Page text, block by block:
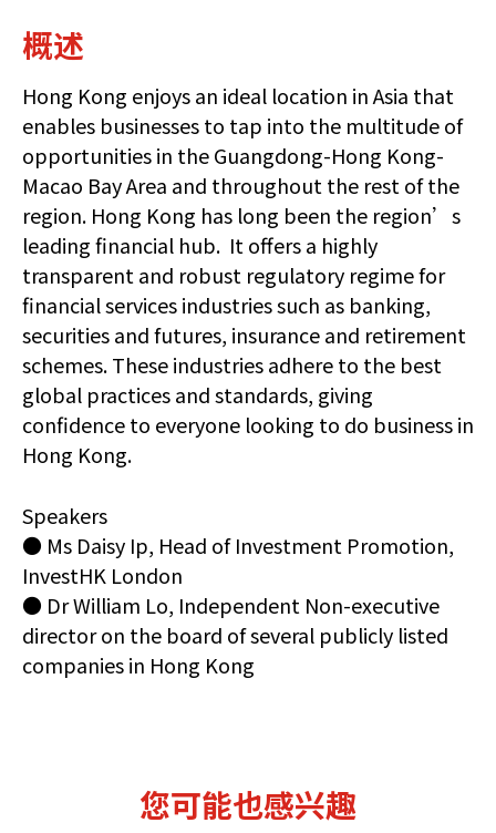
概述
Hong Kong enjoys an ideal location in Asia that
enables businesses to tap into the multitude of
opportunities in the Guangdong-Hong Kong-
Macao Bay Area and throughout the rest of the
region. Hong Kong has long been the region’s
leading financial hub. It offers a highly
transparent and robust regulatory regime for
financial services industries such as banking,
securities and futures, insurance and retirement
schemes. These industries adhere to the best
global practices and standards, giving
confidence to everyone looking to do business in
Hong Kong.
Speakers
● Ms Daisy Ip, Head of Investment Promotion,
InvestHK London
● Dr William Lo, Independent Non-executive
director on the board of several publicly listed
companies in Hong Kong
您可能也感兴趣